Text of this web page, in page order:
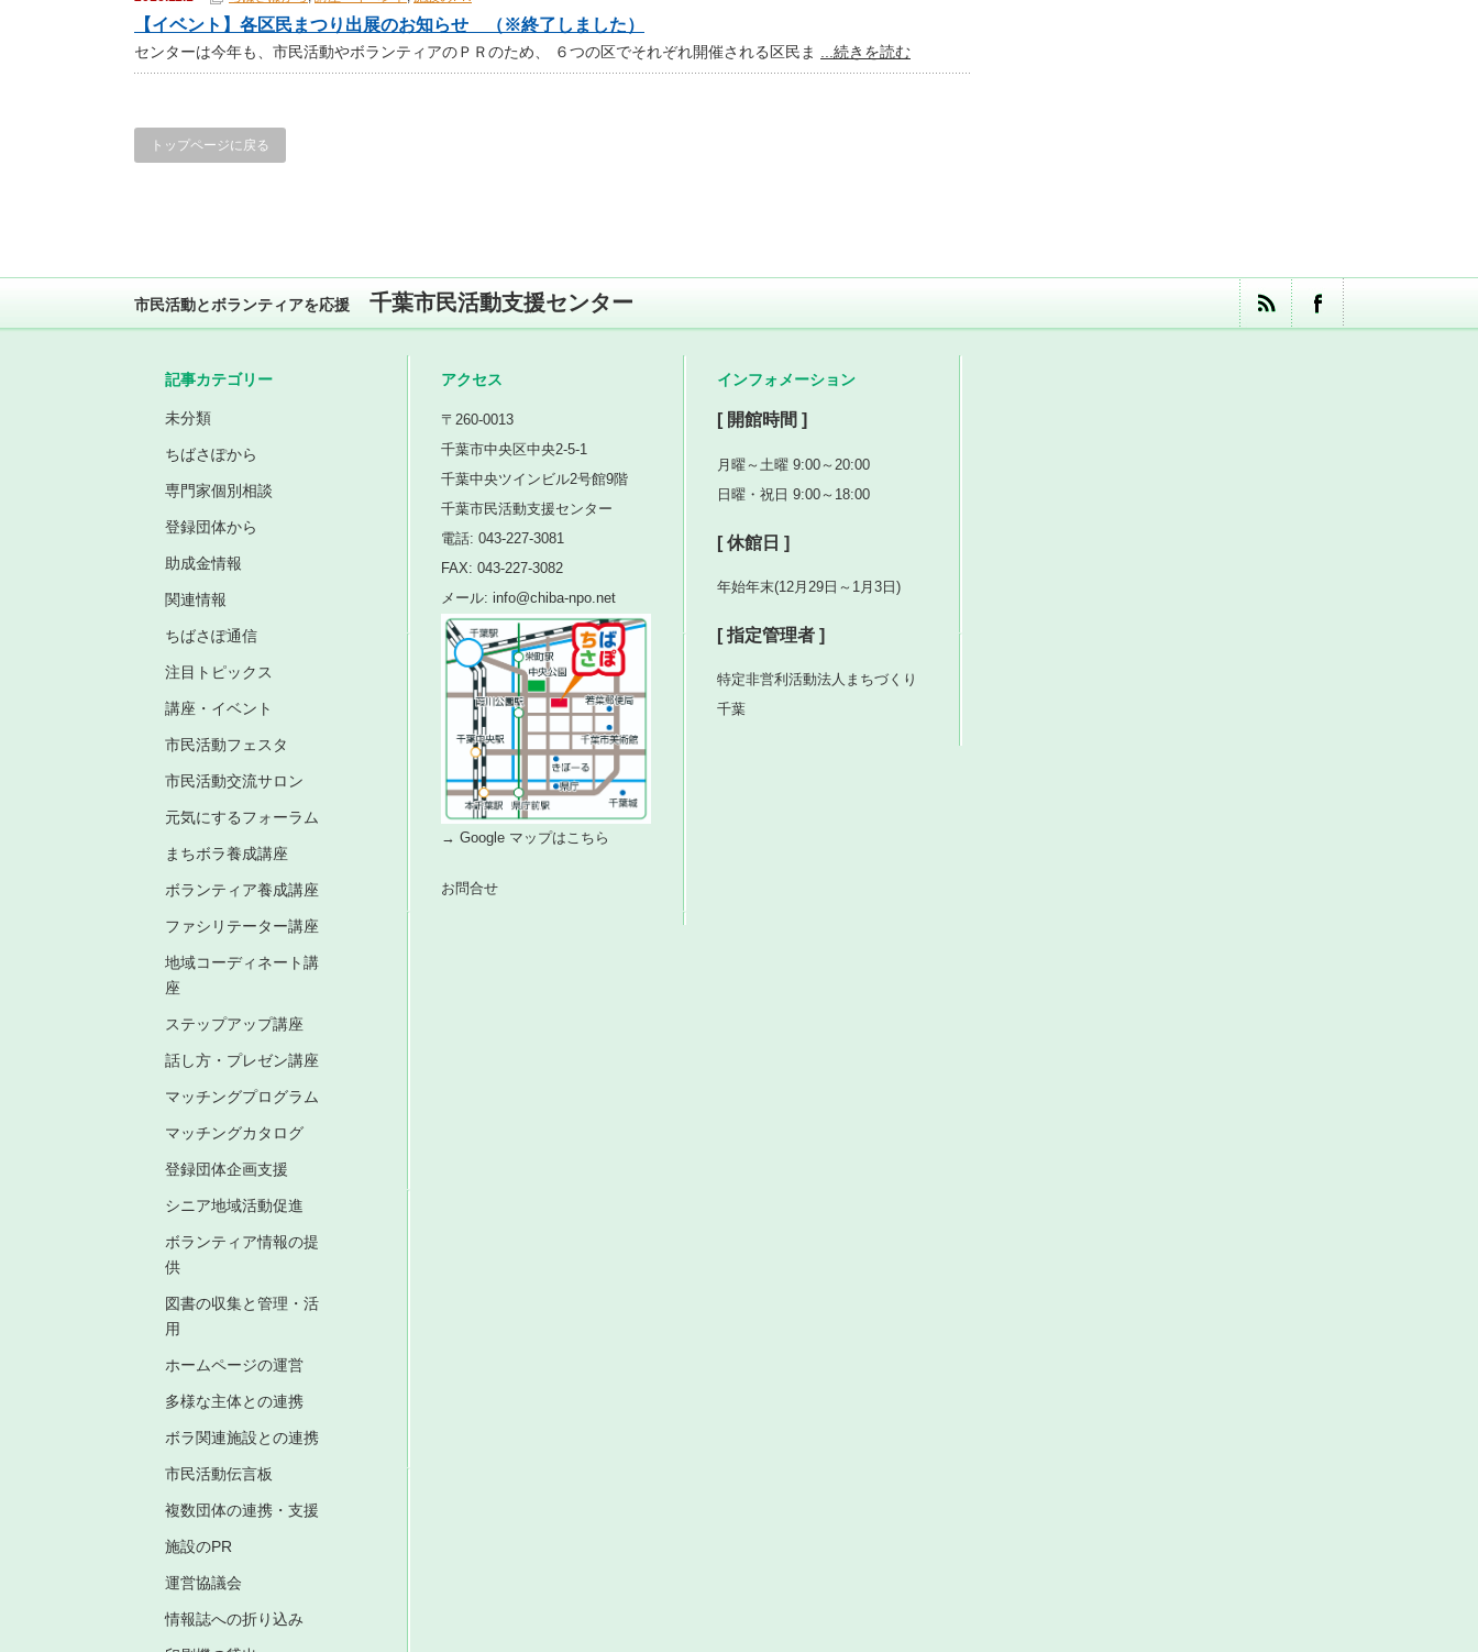
【イベント】各区民まつり出展のお知らせ （※終了しました）
センターは今年も、市民活動やボランティアのＰＲのため、 ６つの区でそれぞれ開催される区民ま ...続きを読む
トップページに戻る
市民活動とボランティアを応援 千葉市民活動支援センター
記事カテゴリー
未分類
ちばさぽから
専門家個別相談
登録団体から
助成金情報
関連情報
ちばさぽ通信
注目トピックス
講座・イベント
市民活動フェスタ
市民活動交流サロン
元気にするフォーラム
まちボラ養成講座
ボランティア養成講座
ファシリテーター講座
地域コーディネート講
座
ステップアップ講座
話し方・プレゼン講座
マッチングプログラム
マッチングカタログ
登録団体企画支援
シニア地域活動促進
ボランティア情報の提
供
図書の収集と管理・活
用
ホームページの運営
多様な主体との連携
ボラ関連施設との連携
市民活動伝言板
複数団体の連携・支援
施設のPR
運営協議会
情報誌への折り込み
アクセス
〒260-0013
千葉市中央区中央2-5-1
千葉中央ツインビル2号館9階
千葉市民活動支援センター
電話: 043-227-3081
FAX: 043-227-3082
メール: info@chiba-npo.net
→ Google マップはこちら
お問合せ
インフォメーション
[ 開館時間 ]
月曜～土曜 9:00～20:00
日曜・祝日 9:00～18:00
[ 休館日 ]
年始年末(12月29日～1月3日)
[ 指定管理者 ]
特定非営利活動法人まちづくり
千葉